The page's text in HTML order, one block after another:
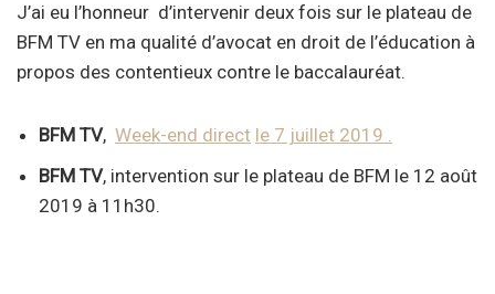
J’ai eu l’honneur d’intervenir deux fois sur le plateau de
BFM TV en ma qualité d’avocat en droit de l’éducation à
propos des contentieux contre le baccalauréat.
BFM TV, Week-end direct le 7 juillet 2019 .
BFM TV, intervention sur le plateau de BFM le 12 août
2019 à 11h30.